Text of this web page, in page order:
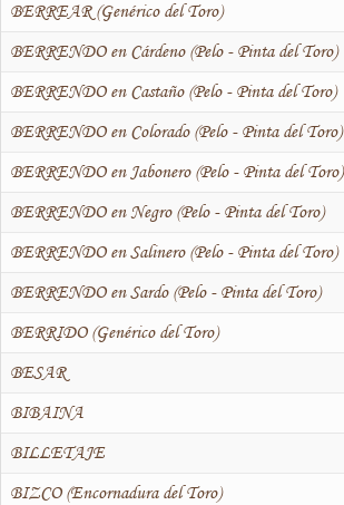
BERREAR (Genérico del Toro)
BERRENDO en Cárdeno (Pelo - Pinta del Toro)
BERRENDO en Castaño (Pelo - Pinta del Toro)
BERRENDO en Colorado (Pelo - Pinta del Toro)
BERRENDO en Jabonero (Pelo - Pinta del Toro)
BERRENDO en Negro (Pelo - Pinta del Toro)
BERRENDO en Salinero (Pelo - Pinta del Toro)
BERRENDO en Sardo (Pelo - Pinta del Toro)
BERRIDO (Genérico del Toro)
BESAR
BIBAINA
BILLETAJE
BIZCO (Encornadura del Toro)